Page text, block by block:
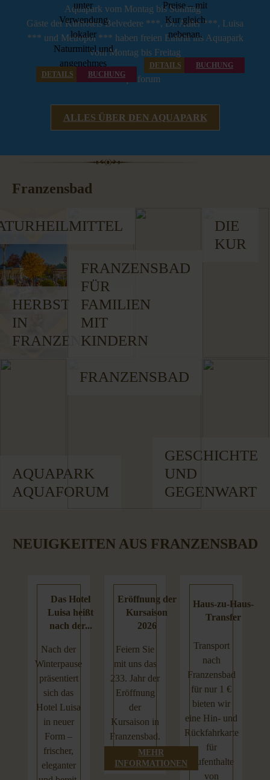
unter
Verwendung
lokaler
Naturmittel und
angenehmes
Ambiente.
DETAILS BUCHUNG
Preise – mit
Kur gleich
nebenan.
DETAILS BUCHUNG
Aquapark vom Montag bis Sonntag
Gäste der Kurhotels Belvedere ***, Dr. Adler ***, Luisa
*** und Metropol *** haben freien Eintritt ins Aquapark
vom Montag bis Freitag
ALLES ÜBER DEN AQUAPARK
Franzensbad
HERBST
IN
FRANZENSBAD
FRANZENSBAD
FÜR
FAMILIEN
MIT
KINDERN
DIE
KUR
GESCHICHTE
UND
GEGENWART
AQUAPARK
AQUAFORUM
FRANZENSBAD
NEUIGKEITEN AUS FRANZENSBAD
Das Hotel
Luisa heißt
nach der...
Nach der
Winterpause
präsentiert
sich das
Hotel Luisa
in neuer
Form –
frischer,
eleganter
Eröffnung der
Kursaison
2026
Feiern Sie
mit uns das
233. Jahr der
Eröffnung
der
Kursaison in
Franzensbad.
MEHR
INFORMATIONEN
Haus-zu-Haus-
Transfer
Transport
nach
Franzensbad
für nur 1 €
bieten wir
eine Hin- und
Rückfahrkarte
für
Aufenthalte
von